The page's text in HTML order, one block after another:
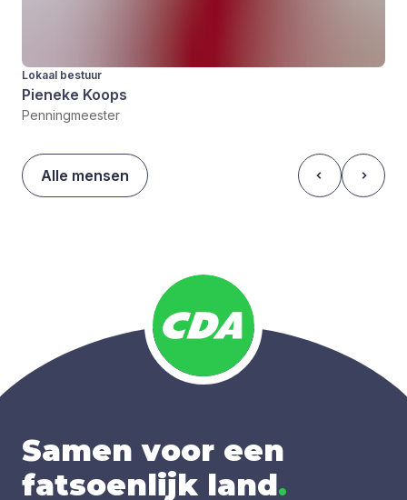
Lokaal bestuur
Pieneke Koops
Penningmeester
Alle mensen
Samen voor een
fatsoenlijk land.